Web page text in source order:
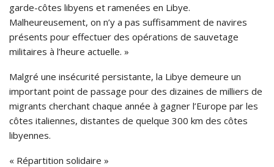
garde-côtes libyens et ramenées en Libye.
Malheureusement, on n’y a pas suffisamment de navires
présents pour effectuer des opérations de sauvetage
militaires à l’heure actuelle. »
Malgré une insécurité persistante, la Libye demeure un
important point de passage pour des dizaines de milliers de
migrants cherchant chaque année à gagner l’Europe par les
côtes italiennes, distantes de quelque 300 km des côtes
libyennes.
« Répartition solidaire »